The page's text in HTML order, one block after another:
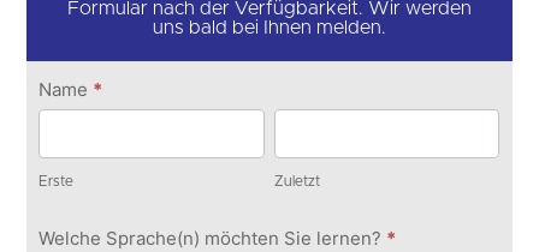
Formular nach der Verfügbarkeit. Wir werden
uns bald bei Ihnen melden.
Kontakt
aufnehmen
Name *
Erste Zuletzt
Welche Sprache(n) möchten Sie lernen? *